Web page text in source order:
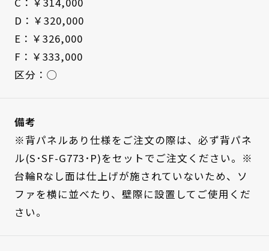
D：￥320,000
E：￥326,000
F：￥333,000
区分：◯
備考
※背パネルあり仕様をご注文の際は、必ず背パネ
ル(S･SF-G773･P)をセットでご注文ください。※
台輪Rなし面は仕上げが施されていないため、ソ
ファを横に並べたり、壁際に設置してご使用くだ
さい。